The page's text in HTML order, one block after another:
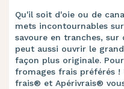
Qu'il soit d'oie ou de
mets incontournables
savoure en tranches,
peut aussi ouvrir le
façon plus originale.
fromages frais préférés
frais® et Apérivrais®